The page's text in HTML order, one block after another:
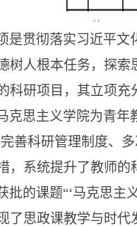
是贯彻落实习近平文
树人根本任务，探
科研项目，其立项充
克思主义学院为青年
善科研管理制度、
，系统提升了教师的
批的课题“‘马克思主
了思政课教学与时